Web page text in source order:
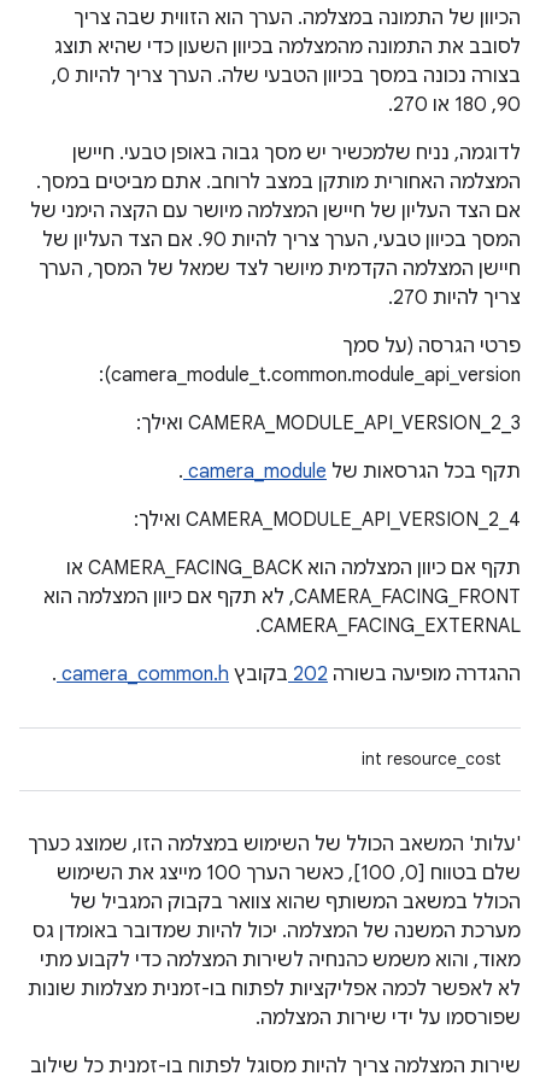
הכיוון של התמונה במצלמה. הערך הוא הזווית שבה צריך
לסובב את התמונה מהמצלמה בכיוון השעון כדי שהיא תוצג
בצורה נכונה במסך בכיוון הטבעי שלה. הערך צריך להיות 0,
90, 180 או 270.
לדוגמה, נניח שלמכשיר יש מסך גבוה באופן טבעי. חיישן
המצלמה האחורית מותקן במצב לרוחב. אתם מביטים במסך.
אם הצד העליון של חיישן המצלמה מיושר עם הקצה הימני של
המסך בכיוון טבעי, הערך צריך להיות 90. אם הצד העליון של
חיישן המצלמה הקדמית מיושר לצד שמאל של המסך, הערך
צריך להיות 270.
פרטי הגרסה (על סמך
camera_module_t.common.module_api_version):
CAMERA_MODULE_API_VERSION_2_3 ואילך:
תקף בכל הגרסאות של camera_module
.
CAMERA_MODULE_API_VERSION_2_4 ואילך:
תקף אם כיוון המצלמה הוא CAMERA_FACING_BACK או
CAMERA_FACING_FRONT, לא תקף אם כיוון המצלמה הוא
CAMERA_FACING_EXTERNAL.
ההגדרה מופיעה בשורה 202 בקובץ camera_common.h
.
int resource_cost
'עלות' המשאב הכולל של השימוש במצלמה הזו, שמוצג כערך
שלם בטווח [0, 100], כאשר הערך 100 מייצג את השימוש
הכולל במשאב המשותף שהוא צוואר בקבוק המגביל של
מערכת המשנה של המצלמה. יכול להיות שמדובר באומדן גס
מאוד, והוא משמש כהנחיה לשירות המצלמה כדי לקבוע מתי
לא לאפשר לכמה אפליקציות לפתוח בו-זמנית מצלמות שונות
שפורסמו על ידי שירות המצלמה.
שירות המצלמה צריך להיות מסוגל לפתוח בו-זמנית כל שילוב